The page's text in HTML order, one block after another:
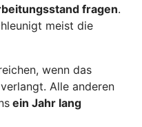
fragen.
meist die
wenn das
Alle anderen
ein Jahr lang